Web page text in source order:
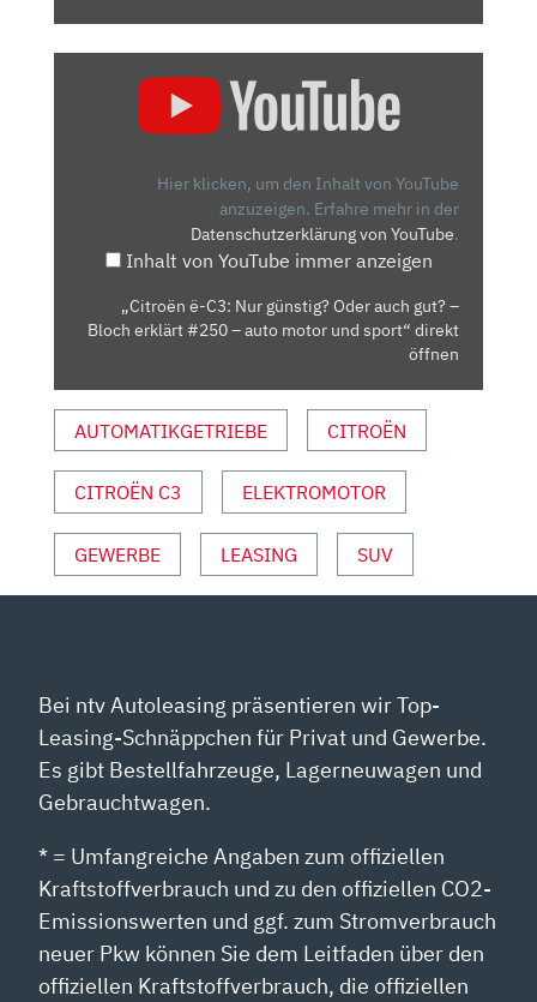
BLOCH
–
AUTO
MOTOR
UND
VON
YOUTUBE
Hier klicken, um den Inhalt von YouTube
anzuzeigen. Erfahre mehr in der
Datenschutzerklärung von YouTube.
Inhalt von YouTube immer anzeigen
„Citroën ë-C3: Nur günstig? Oder auch gut? –
Bloch erklärt #250 – auto motor und sport“ direkt
öffnen
AUTOMATIKGETRIEBE CITROËN
CITROËN C3 ELEKTROMOTOR
GEWERBE LEASING SUV
Bei ntv Autoleasing präsentieren wir Top-
Leasing-Schnäppchen für Privat und Gewerbe.
Es gibt Bestellfahrzeuge, Lagerneuwagen und
Gebrauchtwagen.
* = Umfangreiche Angaben zum offiziellen
Kraftstoffverbrauch und zu den offiziellen CO2-
Emissionswerten und ggf. zum Stromverbrauch
neuer Pkw können Sie dem Leitfaden über den
offiziellen Kraftstoffverbrauch, die offiziellen